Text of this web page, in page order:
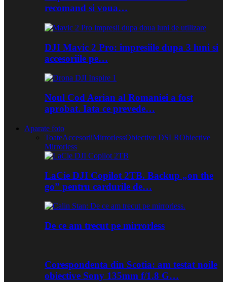
recomand si voua…
DJI Mavic 2 Pro: impresiile dupa 3 luni si
accesoriile pe…
Noul Cod Aerian al Romaniei a fost
aprobat. Iata ce prevede…
Aparate foto
ToateAccesoriiMirrorlessObiective DSLRObiective
Mirrorless
LaCie DJI Copilot 2TB. Backup „on the
go” pentru cardurile de…
De ce am trecut pe mirrorless
Corespondenta din Scotia: am testat noile
obiective Sony 135mm f/1.8 G…